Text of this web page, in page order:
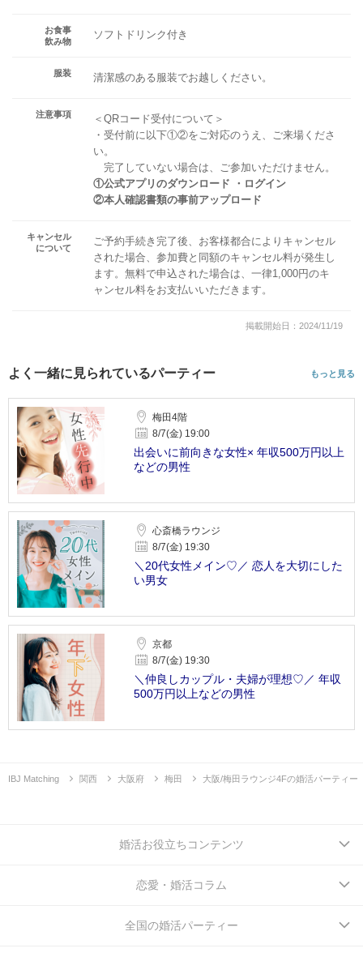
お食事
飲み物
ソフトドリンク付き
服装 清潔感のある服装でお越しください。
注意事項
＜QRコード受付について＞
・受付前に以下①②をご対応のうえ、ご来場くださ
い。
完了していない場合は、ご参加いただけません。
①公式アプリのダウンロード ・ログイン
②本人確認書類の事前アップロード
キャンセル
について
ご予約手続き完了後、お客様都合によりキャンセル
された場合、参加費と同額のキャンセル料が発生し
ます。無料で申込された場合は、一律1,000円のキ
ャンセル料をお支払いいただきます。
掲載開始日：2024/11/19
よく一緒に見られているパーティー もっと見る
梅田4階
8/7(金) 19:00
出会いに前向きな女性× 年収500万円以上
などの男性
心斎橋ラウンジ
8/7(金) 19:30
＼20代女性メイン♡／ 恋人を大切にした
い男女
京都
8/7(金) 19:30
＼仲良しカップル・夫婦が理想♡／ 年収
500万円以上などの男性
IBJ Matching 関西 大阪府 梅田 大阪/梅田ラウンジ4Fの婚活パーティー
婚活お役立ちコンテンツ
恋愛・婚活コラム
全国の婚活パーティー